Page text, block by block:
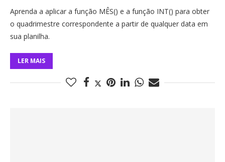
Aprenda a aplicar a função MÊS() e a função INT() para obter
o quadrimestre correspondente a partir de qualquer data em
sua planilha.
LER MAIS